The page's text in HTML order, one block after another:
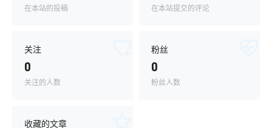
在本站的投稿 在本站提交的评论
关注
0
关注的人数
粉丝
0
粉丝人数
收藏的文章